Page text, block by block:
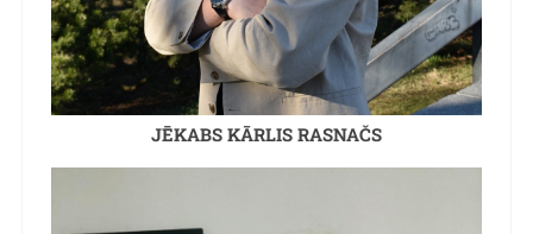
JĒKABS KĀRLIS RASNAČS